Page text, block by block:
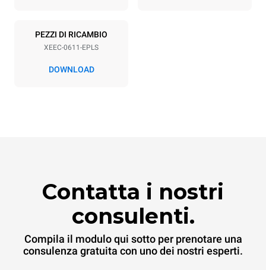
PEZZI DI RICAMBIO
XEEC-0611-EPLS
DOWNLOAD
Contatta i nostri
consulenti.
Compila il modulo qui sotto per prenotare una
consulenza gratuita con uno dei nostri esperti.